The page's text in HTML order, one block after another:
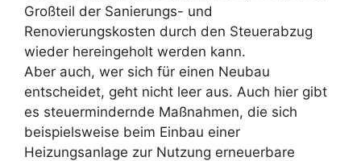
Großteil der Sanierungs- und
Renovierungskosten durch den Steuerabzug
wieder hereingeholt werden kann.
Aber auch, wer sich für einen Neubau
entscheidet, geht nicht leer aus. Auch hier gibt
es steuermindernde Maßnahmen, die sich
beispielsweise beim Einbau einer
Heizungsanlage zur Nutzung erneuerbare